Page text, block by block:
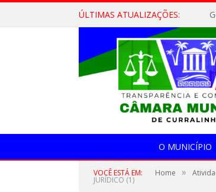
ÚLTIMAS ATUALIZAÇÕES:
O MUNICÍPIO
VOCÊ ESTÁ EM: Home »
JURÍDICO (1)